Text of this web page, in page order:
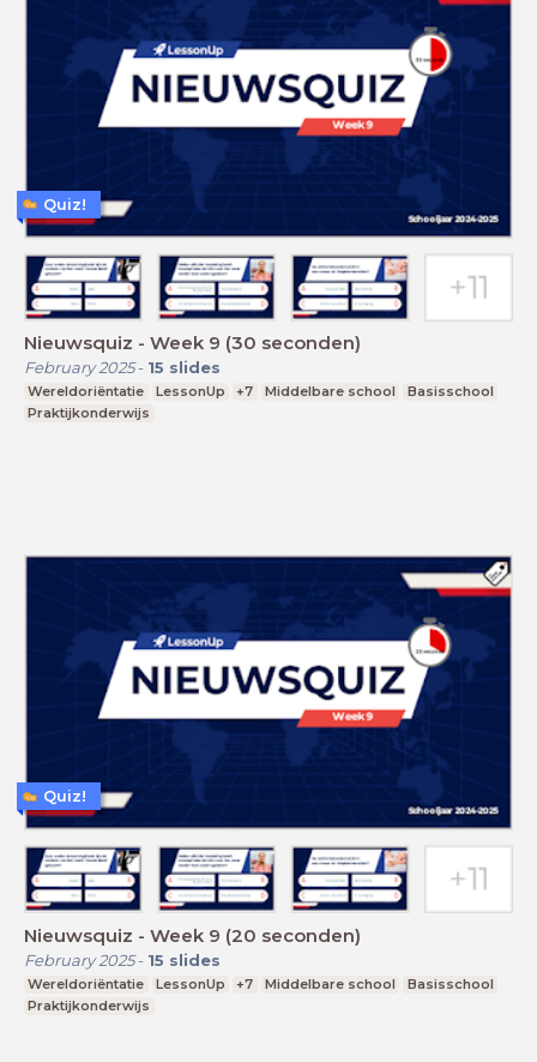
Nieuwsquiz - Week 9 (30 seconden)
February 2025- 15 slides
Wereldoriëntatie LessonUp +7 Middelbare school
Basisschool
Praktijkonderwijs
Quiz!
Nieuwsquiz - Week 9 (20 seconden)
February 2025- 15 slides
Wereldoriëntatie LessonUp +7 Middelbare school
Basisschool
Praktijkonderwijs
Quiz!